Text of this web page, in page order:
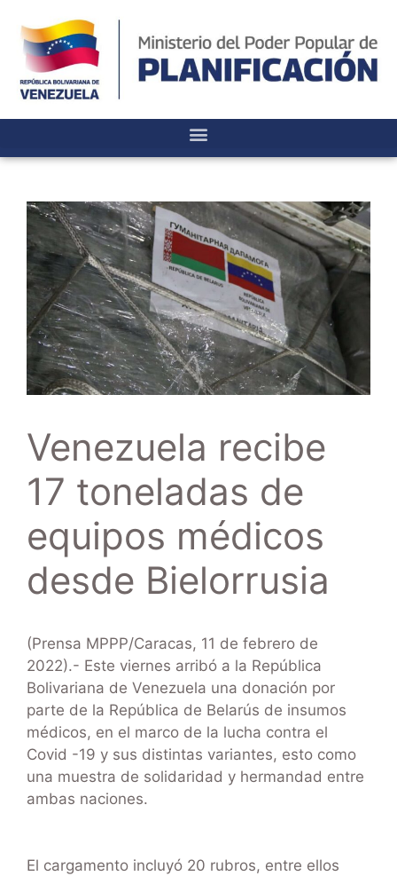
Venezuela recibe
17 toneladas de
equipos médicos
desde Bielorrusia
(Prensa MPPP/Caracas, 11 de febrero de
2022).- Este viernes arribó a la República
Bolivariana de Venezuela una donación por
parte de la República de Belarús de insumos
médicos, en el marco de la lucha contra el
Covid -19 y sus distintas variantes, esto como
una muestra de solidaridad y hermandad entre
ambas naciones.
El cargamento incluyó 20 rubros, entre ellos